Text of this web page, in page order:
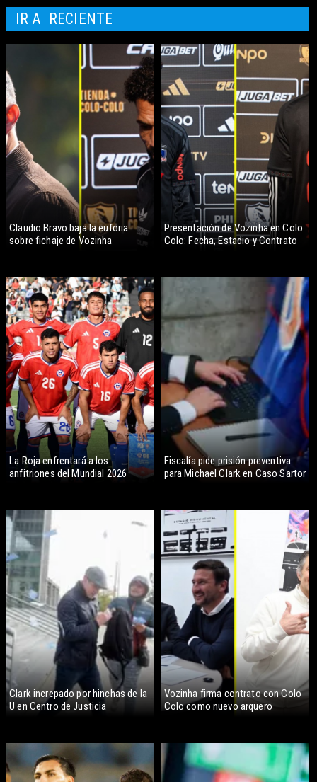
Claudio Bravo baja la euforia
sobre fichaje de Vozinha
Presentación de Vozinha en Colo
Colo: Fecha, Estadio y Contrato
La Roja enfrentará a los
anfitriones del Mundial 2026
Fiscalía pide prisión preventiva
para Michael Clark en Caso Sartor
Clark increpado por hinchas de la
U en Centro de Justicia
Vozinha firma contrato con Colo
Colo como nuevo arquero
IR A RECIENTE